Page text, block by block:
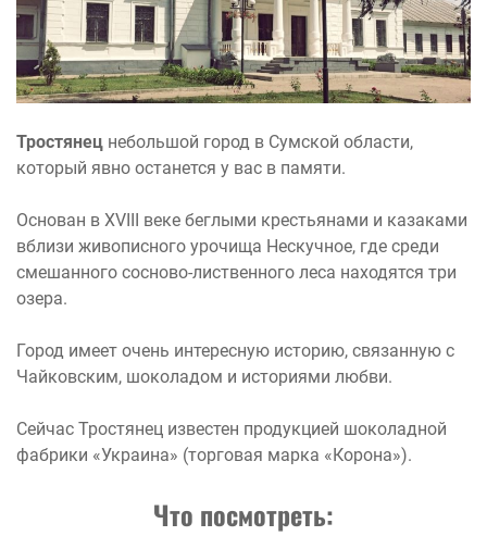
Тростянец небольшой город в Сумской области,
который явно останется у вас в памяти.
Основан в ХVІІІ веке беглыми крестьянами и казаками
вблизи живописного урочища Нескучное, где среди
смешанного сосново-лиственного леса находятся три
озера.
Город имеет очень интересную историю, связанную с
Чайковским, шоколадом и историями любви.
Сейчас Тростянец известен продукцией шоколадной
фабрики «Украина» (торговая марка «Корона»).
Что посмотреть: